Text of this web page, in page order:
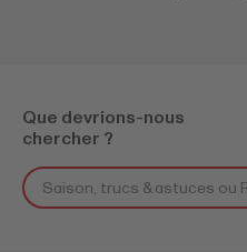
Que devrions-nous
chercher ?